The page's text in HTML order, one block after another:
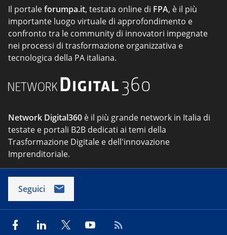
Il portaleforumpa.it, testata online di FPA, è il più
importante luogo virtuale di approfondimento e
confronto tra le community di innovatori impegnate
nei processi di trasformazione organizzativa e
tecnologica della PA italiana.
Network Digital360 è il più grande network in Italia di
testate e portali B2B dedicati ai temi della
Trasformazione Digitale e dell'innovazione
Imprenditoriale.
Seguici